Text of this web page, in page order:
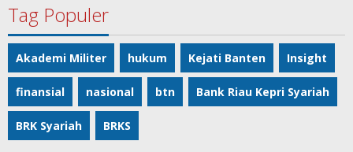
Tag Populer
Akademi Militer hukum Kejati Banten Insight
finansial nasional btn Bank Riau Kepri Syariah
BRK Syariah BRKS